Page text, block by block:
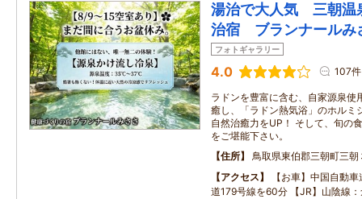
湯治で大人気 三朝温
治宿 ブランナールみ
フォトギャラリー
4.0 107件
ラドンを豊富に含む、自家源泉使
癒し、「ラドン熱気浴」のホルミ
自然治癒力をUP！ そして、旬の
をご堪能下さい。
住所
鳥取県東伯郡三朝町三朝
アクセス
【お車】中国自動
道179号線を60分 【JR】山陰線